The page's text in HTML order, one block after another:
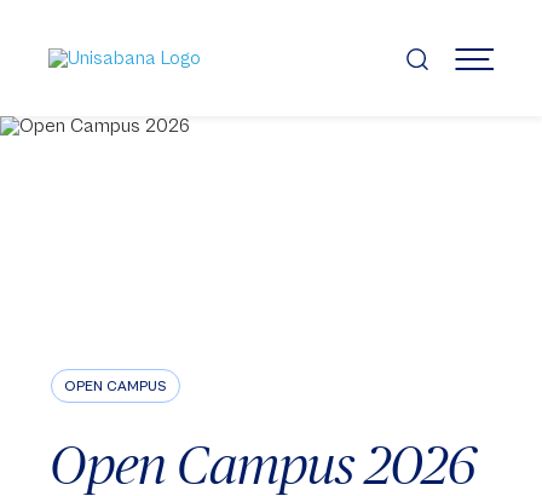
contenido
principal
MENÚ
OPEN CAMPUS
Open Campus 2026